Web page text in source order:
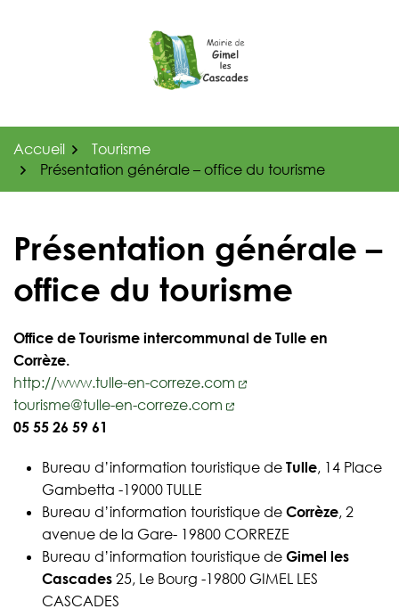
Accueil
Tourisme
Présentation générale – office du tourisme
Présentation générale –
office du tourisme
Office de Tourisme intercommunal de Tulle en
Corrèze.
http://www.tulle-en-correze.com
tourisme@tulle-en-correze.com
05 55 26 59 61
Bureau d’information touristique de Tulle, 14 Place
Gambetta -19000 TULLE
Bureau d’information touristique de Corrèze, 2
avenue de la Gare- 19800 CORREZE
Bureau d’information touristique de Gimel les
Cascades 25, Le Bourg -19800 GIMEL LES
CASCADES